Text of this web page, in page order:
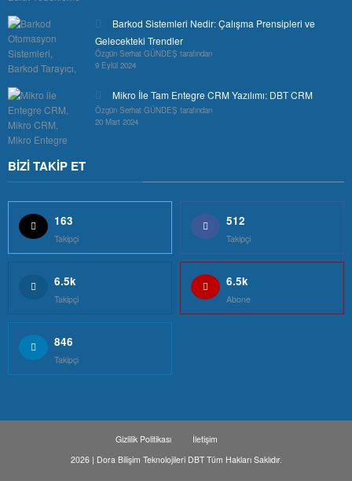
Barkod Sistemleri Nedir: Çalışma Prensipleri ve
Gelecekteki Trendler
Özgün Serhat GÜNDEŞ tarafından
9 Eylül 2024
Mikro İle Tam Entegre CRM Yazılımı: DBT CRM
Özgün Serhat GÜNDEŞ tarafından
20 Mart 2024
BİZİ TAKİP ET
163
Takipçi
512
Takipçi
6.5k
Takipçi
6.5k
Abone
846
Takipçi
Gizlilik Politikası
İletişim
2026 | Dora Bilişim Teknolojileri DBT Tüm Hakları Saklıdır.